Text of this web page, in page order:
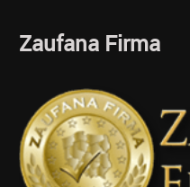
Zaufana Firma